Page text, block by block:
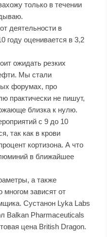
только в течении
деятельности в
году оценивается в 3,2
ожидать резких
Мы стали
форумах, про
практически не пишут,
близка к нулю.
с 9 до 10
так как в крови
кортизона. А что
в ближайшее
а также
многом зависят от
Сустанон Lyka Labs
Balkan Pharmaceuticals
цена British Dragon.